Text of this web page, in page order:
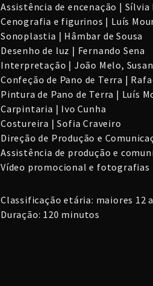
Assistência de encenação | Sílvia
Cenografia e figurinos | Luís
Sonoplastia | Hâmbar de Sousa
Desenho de luz | Fernando Sena
Interpretação | João Melo,
Confeção de Pano de Terra |
Pintura de Pano de Terra | Luís
Carpintaria | Ivo Cunha
Costureira | Sofia Craveiro
Direção de Produção e
Assistência de produção e
Vídeo promocional e fotografias
Classificação etária: maiores 12
Duração: 120 minutos